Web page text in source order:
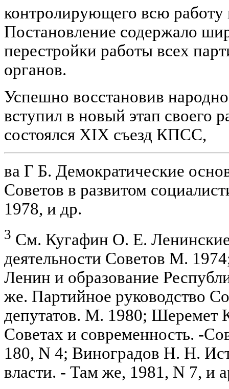
контролирующего всю
Постановление содержало
перестройки работы всех
органов.
Успешно восстановив
вступил в новый этап своего
состоялся XIX съезд КПСС,
ва Г Б. Демократические
Советов в развитом
1978, и др.
3 См. Кугафин О. Е.
деятельности Советов М.
Ленин и образование
же. Партийное руководство
депутатов. М. 1980; Шеремет
Советах и современность. -
180, N 4; Виноградов Н. Н.
власти. - Там же, 1981, N 7, и